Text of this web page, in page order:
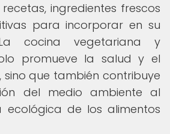
ingredientes frescos
para incorporar en su
cocina vegetariana y
promueve la salud y el
sino que también contribuye
del medio ambiente al
ecológica de los alimentos